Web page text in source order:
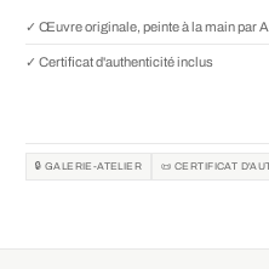
✓ Œuvre originale, peinte à la main par
✓ Certificat d'authenticité inclus
🔒 GALERIE-ATELIER 📜 CERTIFICAT